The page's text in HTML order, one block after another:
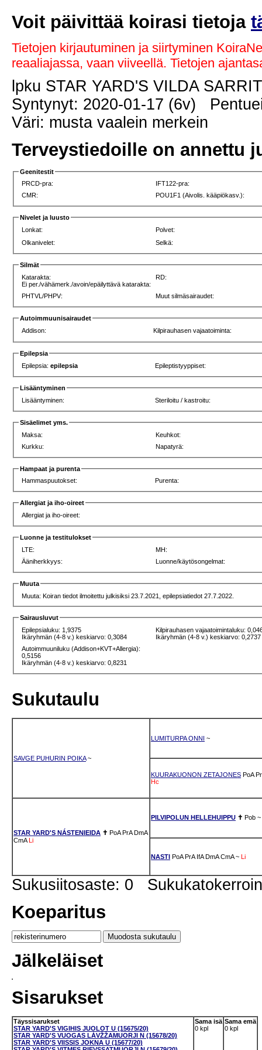
Voit päivittää koirasi tietoja
Tietojen kirjautuminen ja siirtyminen
reaaliajassa, vaan viiveellä. Tietojen
lpku STAR YARD'S VILDA
Syntynyt: 2020-01-17 (6v)
Väri: musta vaalein merkein
Terveystiedoille on annettu
Geenitestit
PRCD-pra:
IFT122-pra:
CMR:
POU1F1 (Aivolis. kääpiökasv.):
Nivelet ja luusto
Lonkat:
Polvet:
Olkanivelet:
Selkä:
Silmät
Katarakta:
Ei per./vähämerk./avoin/epäilyttävä katarakta:
RD:
PHTVL/PHPV: Muut silmäsairaudet:
Autoimmuunisairaudet
Addison:
Kilpirauhasen vajaatoiminta:
Epilepsia
Epilepsia:epilepsia Epileptistyyppiset:
Lisääntyminen
Lisääntyminen:
Steriloitu / kastroitu:
Sisäelimet yms.
Maksa:
Keuhkot:
Kurkku:
Napatyrä:
Hampaat ja purenta
Hammaspuutokset:
Purenta:
Allergiat ja iho-oireet
Allergiat ja iho-oireet:
Luonne ja testitulokset
LTE:
MH:
Ääniherkkyys:
Luonne/käytösongelmat:
Muuta
Muuta: Koiran tiedot ilmoitettu julkisiksi 23.7.2021, epilepsiatiedot 27.7.2022.
Sairausluvut
Epilepsialuku: 1,9375
Ikäryhmän (4-8 v.) keskiarvo: 0,3084
Kilpirauhasen vajaatoimintaluku:
Ikäryhmän (4-8 v.) keskiarvo: 0,2737
Autoimmuuniluku (Addison+KVT+Allergia):
0,5156
Ikäryhmän (4-8 v.) keskiarvo: 0,8231
Sukutaulu
SAVGE PUHURIN POIKA ~
LUMITURPA ONNI ~
KUURAKUONON ZETAJONES PoA
Hc
STAR YARD'S NÁSTENIEIDA ✝ PoA PrA DmA
CmA Li
PILVIPOLUN HELLEHUIPPU ✝ Pob ~
NASTI PoA PrA IfA DmA CmA ~ Li
Sukusiitosaste: 0
Koeparitus
Jälkeläiset
Sisarukset
Täyssisarukset
STAR YARD'S VIGIHIS JUOLOT U (15675/20)
STAR YARD'S VUOGAS LÁVŽŽAMUORJI N (15678/20)
STAR YARD'S VIISSIS JOKNA U (15677/20)
Sama isä
0 kpl
Sama emä
0 kpl